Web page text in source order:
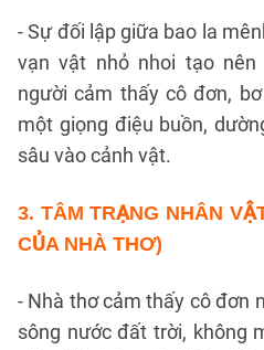
- Sự đối lập giữa bao la
vạn vật nhỏ nhoi tạo
người cảm thấy cô đơn,
một giọng điệu buồn,
sâu vào cảnh vật.
3. TÂM TRẠNG NHÂN
CỦA NHÀ THƠ)
- Nhà thơ cảm thấy cô đơn
sông nước đất trời, không